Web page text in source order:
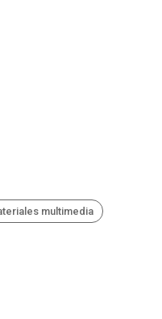
multimedia